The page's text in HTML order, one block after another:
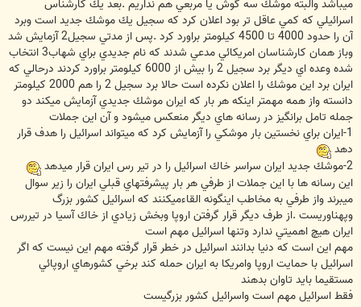
ميباشد والبته موشك سه گوش يا مربعي هم نداريم .بعد يك كارشناس
اسرائيلي كه كمي عاقل تر بود اعلان كرد كه سجيل يك موشك جديد است وبرد
آن را حدود 4000 تا 4500 كيلومتر براورد كرد .پس از مدتي سجيل2 آزمايش شد
وباز همان كارشناسان امريكائي مدعي شدند كه نام جديدي براي شهاب3 انتخاب
شده وعده اي ديگر برد سجيل 2 را بيش از 6000 كيلومتر براورد كردند درحالي كه
ايران برد اين موشك را اعلان نكرده است حالا برد سجيل 2 را هم 2000 كيلومتر
دانسته واز همه مهمتر اينكه هر بار كه ايران موشك جديدي آزمايش ميكند دو
جمله تامل برانگيز در رسانه هاي ديگر منعكس ميشود و آن اين جملات
1-ايران براي نخستين بار موشكي را آزمايش كرد كه ميتواند اسرائيل را هدف قرار
دهد
2-موشك جديد ايران سراسر خاك اسرائيل را در تير رس ايران قرار ميدهد
اين رسانه ها با اين جملات از طرفي هر بار پيشرفتهاي قبلي ايران را زير سوال
ميبرند واز طرفي به مخاطب اينگونه القاءميكنند كه اسرائيل كشور بزرگ
وپهناوريست .از طرف ديگر قرار گرفتن اروپا وبخش زيادي از خاك آسيا در تيررس
ايران هيچ اهميتي ندارد وتنها اسرائيل مهم است
مهم اين است كه دنيا بدانند اسرائيل در خطر قرار گرفته مهم اين نيست كه اگر
اسرائيل با حمايت اروپا وامريكا به ايران حمله كند برخي كشورهاي اروپائي
مستقيما بايد تاوان بدهند
فقط اسرائيل مهم است واسرائيل كشور بزرگيست